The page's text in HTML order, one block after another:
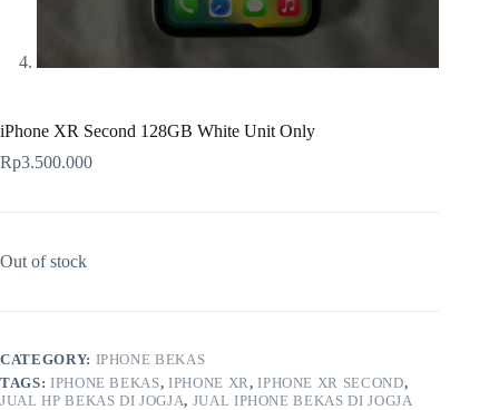
iPhone XR Second 128GB White Unit Only
Rp3.500.000
Out of stock
CATEGORY: IPHONE BEKAS
TAGS: IPHONE BEKAS,IPHONE XR ,IPHONE XR SECOND,
JUAL HP BEKAS DI JOGJA, JUAL IPHONE BEKAS DI JOGJA